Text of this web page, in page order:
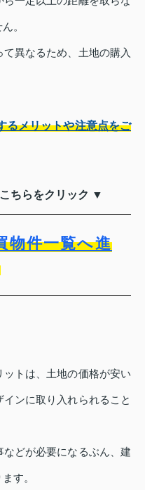
。
異なるため、土地の購入
るメリットや注意点をご
ちらをクリック ▼
物件一覧へ進
トは、土地の価格が安い
ンに取り入れられること
どが必要になるぶん、建
す。